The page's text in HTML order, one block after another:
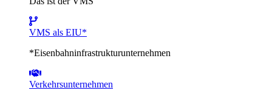
VMS als EIU*
*Eisenbahninfrastrukturunternehmen
Verkehrsunternehmen